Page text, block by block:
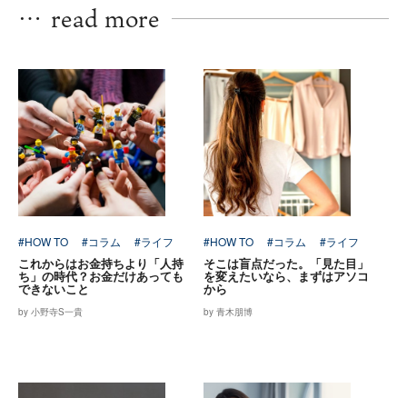
… read more
#HOW TO #コラム #ライフ
これからはお金持ちより「人持
ち」の時代？お金だけあっても
できないこと
by 小野寺S一貴
#HOW TO #コラム #ライフ
そこは盲点だった。「見た目」
を変えたいなら、まずはアソコ
から
by 青木朋博